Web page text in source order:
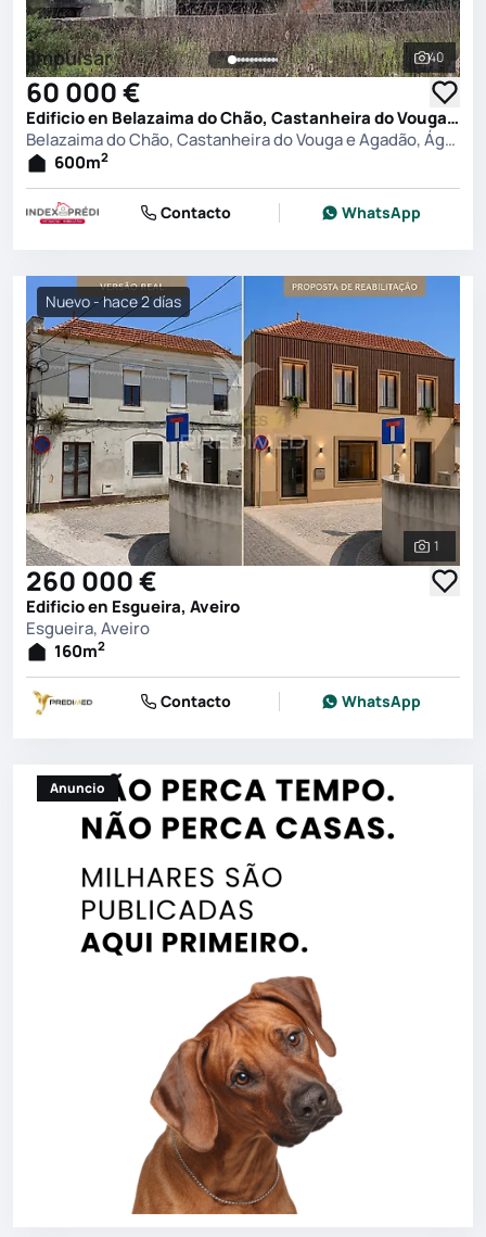
Ver
40
Impulsar
60 000 €
Edificio en Belazaima do Chão, Castanheira do Vouga e Agadão, Águeda
Belazaima do Chão, Castanheira do Vouga e Agadão, Águeda
600m2
Contacto WhatsApp
Ver
1
Nuevo - hace 2 días
260 000 €
Edificio en Esgueira, Aveiro
Esgueira, Aveiro
160m2
Contacto WhatsApp
Anuncio